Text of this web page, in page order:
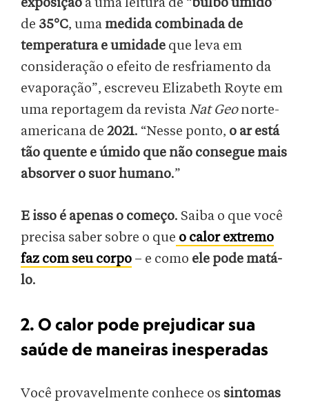
exposição a uma leitura de “bulbo úmido”
de 35°C, uma medida combinada de
temperatura e umidade que leva em
consideração o efeito de resfriamento da
evaporação”, escreveu Elizabeth Royte em
uma reportagem da revistaNat Geonorte-
americana de 2021. “Nesse ponto, o ar está
tão quente e úmido que não consegue mais
absorver o suor humano.”
E isso é apenas o começo. Saiba o que você
precisa saber sobre o que o calor extremo
faz com seu corpo – e como ele pode matá-
lo.
2. O calor pode prejudicar sua
saúde de maneiras inesperadas
Você provavelmente conhece os sintomas